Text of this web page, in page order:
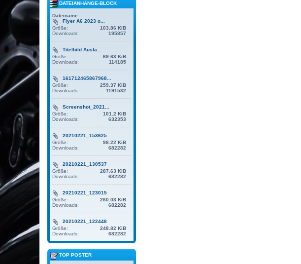
DATEIANHÄNGE-BLOCK
Dateiname
Flyer A6 2023 o...
Größe:
103.86 KiB
Downloads:
195857
Titelbild Ausfa...
Größe:
69.63 KiB
Downloads:
114185
161712465867968...
Größe:
259.37 KiB
Downloads:
1191532
Screenshot_2021...
Größe:
101.2 KiB
Downloads:
632353
20210221_153625
Größe:
98.22 KiB
Downloads:
682282
20210221_130537
Größe:
287.63 KiB
Downloads:
682282
20210221_123015
Größe:
260.03 KiB
Downloads:
682282
20210221_122448
Größe:
248.82 KiB
Downloads:
682282
TOP POSTER